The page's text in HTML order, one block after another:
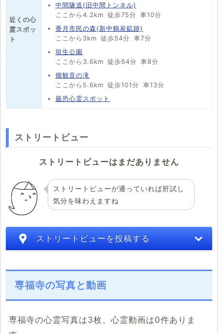
近くの心
霊スポッ
ト
中間隧道(旧中間トンネル)
ここから4.2km 徒歩75分
車10分
香月市民の森(新中鶴炭鉱跡)
ここから3km 徒歩54分
車7分
垣生公園
ここから3.6km 徒歩64分
車8分
畑観音の滝
ここから5.6km 徒歩101分
車13分
最恐心霊スポット
ストリートビュー
ストリートビューはまだありません
ストリートビューが通っていれば肝試し
気分を味わえますね
ストリートビューを投稿する
専福寺の写真と動画
専福寺の心霊写真は3枚、心霊動画は0件ありま